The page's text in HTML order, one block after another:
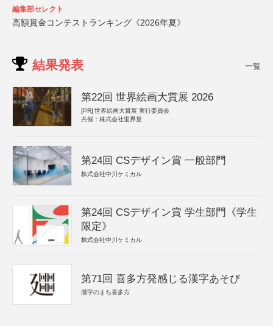
編集部セレクト
高額賞金コンテストランキング《2026年夏》
結果発表 一覧
第22回 世界絵画大賞展 2026
[PR] 世界絵画大賞展 実行委員会
共催：株式会社世界堂
第24回 CSデザイン賞 一般部門
株式会社中川ケミカル
第24回 CSデザイン賞 学生部門《学生
限定》
株式会社中川ケミカル
第71回 喜多方発感じる漢字あそび
漢字のまち喜多方